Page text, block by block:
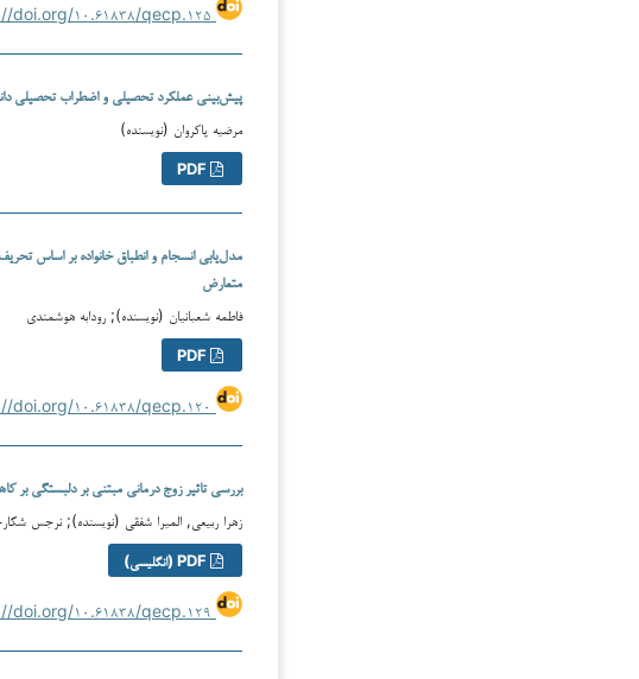
پیش‌بینی عملکرد تحصیلی و اضطراب تحصیلی
مرضیه پاکروان (نویسنده)
مدل‌یابی انسجام و انطباق خانواده بر اساس
متعارض
فاطمه شعبانیان (نویسنده); رودابه هوشمندی
بررسی تاثیر زوج درمانی مبتنی بر دلبستگی بر
زهرا ربیعی, المیرا شفقی (نویسنده); نرجس